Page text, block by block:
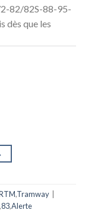
82/82S-88-95-
dès que les
,Tramway
,83,Alerte